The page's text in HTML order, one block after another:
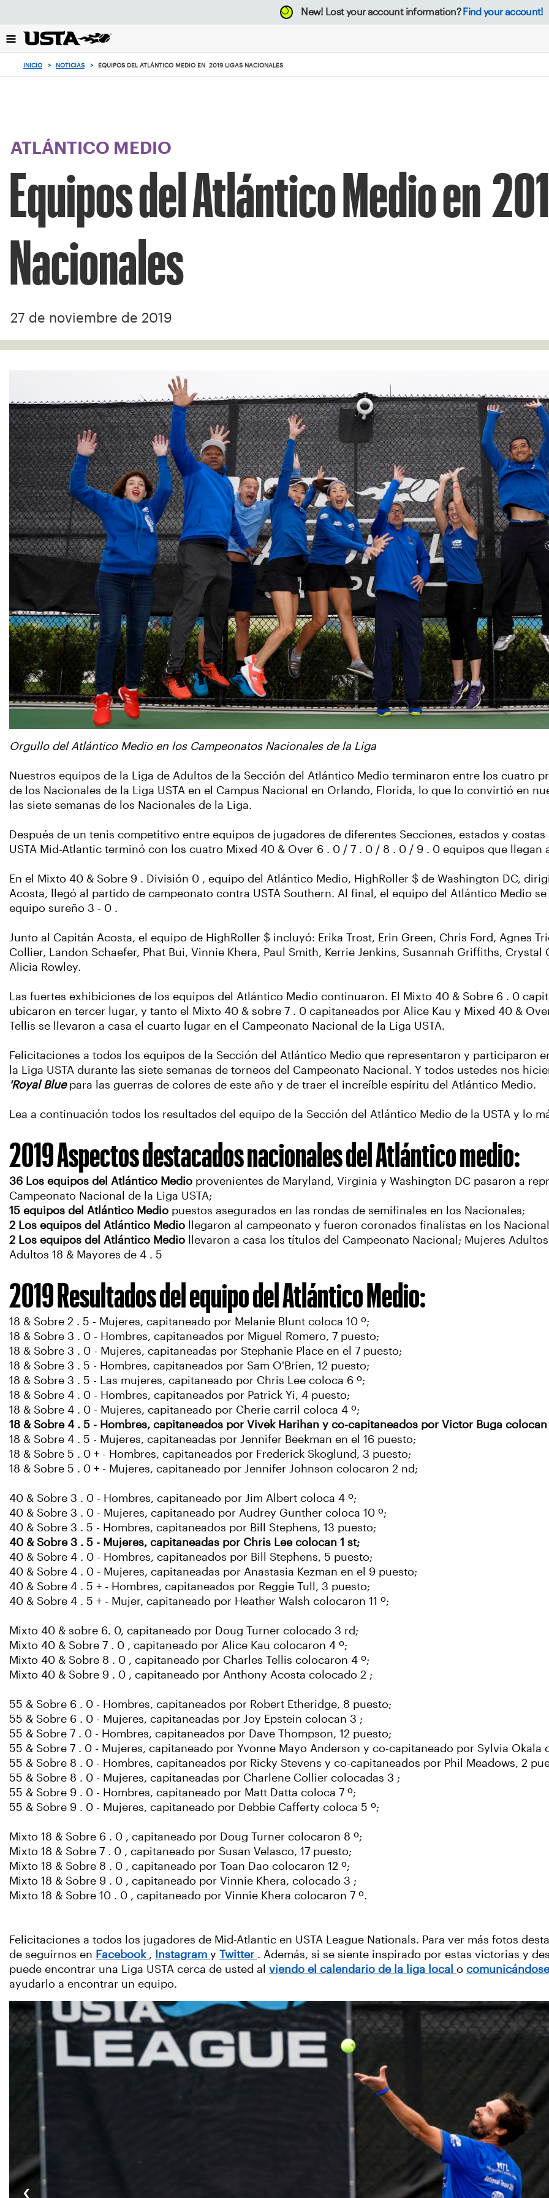
el
botón
New! Lost your account information? Find your account!
INICIO > NOTICIAS > EQUIPOS DEL ATLÁNTICO MEDIO EN 2019 LIGAS NACIONALES
ATLÁNTICO MEDIO
Equipos del Atlántico Medio en
Nacionales
27 de noviembre de 2019
Orgullo del Atlántico Medio en los Campeonatos Nacionales de la Liga
Nuestros equipos de la Liga de Adultos de la Sección del Atlántico Medio terminaron entre los cuatro
de los Nacionales de la Liga USTA en el Campus Nacional en Orlando, Florida, lo que lo convirtió en
las siete semanas de los Nacionales de la Liga.
Después de un tenis competitivo entre equipos de jugadores de diferentes Secciones, estados y
USTA Mid-Atlantic terminó con los cuatro Mixed 40 & Over 6 . 0 / 7 . 0 / 8 . 0 / 9 . 0 equipos que llegan
En el Mixto 40 & Sobre 9 . División 0 , equipo del Atlántico Medio, HighRoller $ de Washington DC,
Acosta, llegó al partido de campeonato contra USTA Southern. Al final, el equipo del Atlántico Medio
equipo sureño 3 - 0 .
Junto al Capitán Acosta, el equipo de HighRoller $ incluyó: Erika Trost, Erin Green, Chris Ford, Agnes
Collier, Landon Schaefer, Phat Bui, Vinnie Khera, Paul Smith, Kerrie Jenkins, Susannah Griffiths, Crystal
Alicia Rowley.
Las fuertes exhibiciones de los equipos del Atlántico Medio continuaron. El Mixto 40 & Sobre 6 . 0
ubicaron en tercer lugar, y tanto el Mixto 40 & sobre 7 . 0 capitaneados por Alice Kau y Mixed 40 &
Tellis se llevaron a casa el cuarto lugar en el Campeonato Nacional de la Liga USTA.
Felicitaciones a todos los equipos de la Sección del Atlántico Medio que representaron y participaron
la Liga USTA durante las siete semanas de torneos del Campeonato Nacional. Y todos ustedes nos
'Royal Blue para las guerras de colores de este año y de traer el increíble espíritu del Atlántico Medio.
Lea a continuación todos los resultados del equipo de la Sección del Atlántico Medio de la USTA y lo
2019 Aspectos destacados nacionales del Atlántico medio:
36 Los equipos del Atlántico Medio provenientes de Maryland, Virginia y Washington DC pasaron a
Campeonato Nacional de la Liga USTA;
15 equipos del Atlántico Medio puestos asegurados en las rondas de semifinales en los Nacionales;
2 Los equipos del Atlántico Medio
llegaron al campeonato y fueron coronados finalistas en los
2 Los equipos del Atlántico Medio
llevaron a casa los títulos del Campeonato Nacional; Mujeres
Adultos 18 & Mayores de 4 . 5
2019 Resultados del equipo del Atlántico Medio:
18 & Sobre 2 . 5 - Mujeres, capitaneado por Melanie Blunt coloca 10 º;
18 & Sobre 3 . 0 - Hombres, capitaneados por Miguel Romero, 7 puesto;
18 & Sobre 3 . 0 - Mujeres, capitaneadas por Stephanie Place en el 7 puesto;
18 & Sobre 3 . 5 - Hombres, capitaneados por Sam O'Brien, 12 puesto;
18 & Sobre 3 . 5 - Las mujeres, capitaneado por Chris Lee coloca 6 º;
18 & Sobre 4 . 0 - Hombres, capitaneados por Patrick Yi, 4 puesto;
18 & Sobre 4 . 0 - Mujeres, capitaneado por Cherie carril coloca 4 º;
18 & Sobre 4 . 5 - Hombres, capitaneados por Vivek Harihan y co-capitaneados por Victor Buga colocan
18 & Sobre 4 . 5 - Mujeres, capitaneadas por Jennifer Beekman en el 16 puesto;
18 & Sobre 5 . 0 + - Hombres, capitaneados por Frederick Skoglund, 3 puesto;
18 & Sobre 5 . 0 + - Mujeres, capitaneado por Jennifer Johnson colocaron 2 nd;
40 & Sobre 3 . 0 - Hombres, capitaneado por Jim Albert coloca 4 º;
40 & Sobre 3 . 0 - Mujeres, capitaneado por Audrey Gunther coloca 10 º;
40 & Sobre 3 . 5 - Hombres, capitaneados por Bill Stephens, 13 puesto;
40 & Sobre 3 . 5 - Mujeres, capitaneadas por Chris Lee colocan 1 st;
40 & Sobre 4 . 0 - Hombres, capitaneados por Bill Stephens, 5 puesto;
40 & Sobre 4 . 0 - Mujeres, capitaneadas por Anastasia Kezman en el 9 puesto;
40 & Sobre 4 . 5 + - Hombres, capitaneados por Reggie Tull, 3 puesto;
40 & Sobre 4 . 5 + - Mujer, capitaneado por Heather Walsh colocaron 11 º;
Mixto 40 & sobre 6. 0, capitaneado por Doug Turner colocado 3 rd;
Mixto 40 & Sobre 7 . 0 , capitaneado por Alice Kau colocaron 4 º;
Mixto 40 & Sobre 8 . 0 , capitaneado por Charles Tellis colocaron 4 º;
Mixto 40 & Sobre 9 . 0 , capitaneado por Anthony Acosta colocado 2 ;
55 & Sobre 6 . 0 - Hombres, capitaneados por Robert Etheridge, 8 puesto;
55 & Sobre 6 . 0 - Mujeres, capitaneadas por Joy Epstein colocan 3 ;
55 & Sobre 7 . 0 - Hombres, capitaneados por Dave Thompson, 12 puesto;
55 & Sobre 7 . 0 - Mujeres, capitaneado por Yvonne Mayo Anderson y co-capitaneado por Sylvia Okala
55 & Sobre 8 . 0 - Hombres, capitaneados por Ricky Stevens y co-capitaneados por Phil Meadows, 2
55 & Sobre 8 . 0 - Mujeres, capitaneadas por Charlene Collier colocadas 3 ;
55 & Sobre 9 . 0 - Hombres, capitaneado por Matt Datta coloca 7 º;
55 & Sobre 9 . 0 - Mujeres, capitaneado por Debbie Cafferty coloca 5 º;
Mixto 18 & Sobre 6 . 0 , capitaneado por Doug Turner colocaron 8 º;
Mixto 18 & Sobre 7 . 0 , capitaneado por Susan Velasco, 17 puesto;
Mixto 18 & Sobre 8 . 0 , capitaneado por Toan Dao colocaron 12 º;
Mixto 18 & Sobre 9 . 0 , capitaneado por Vinnie Khera, colocado 3 ;
Mixto 18 & Sobre 10 . 0 , capitaneado por Vinnie Khera colocaron 7 º.
Felicitaciones a todos los jugadores de Mid-Atlantic en USTA League Nationals. Para ver más fotos
de seguirnos en Facebook , Instagram y Twitter . Además, si se siente inspirado por estas victorias y
puede encontrar una Liga USTA cerca de usted al viendo el calendario de la liga local o
ayudarlo a encontrar un equipo.
‹